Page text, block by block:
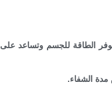
توفر الطاقة للجسم وتساعد على
الشفاء.